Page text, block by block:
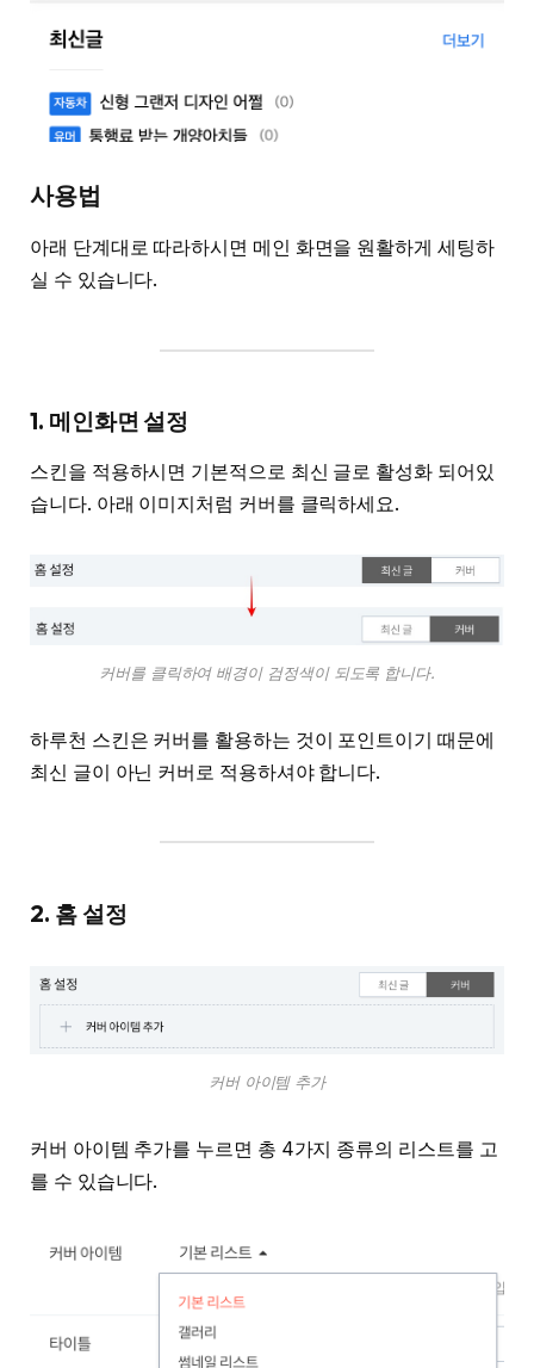
사용법
아래 단계대로 따라하시면 메인 화면을 원활하게 세팅하
실 수 있습니다.
1. 메인화면 설정
스킨을 적용하시면 기본적으로 최신 글로 활성화 되어있
습니다. 아래 이미지처럼 커버를 클릭하세요.
커버를 클릭하여 배경이 검정색이 되도록 합니다.
하루천 스킨은 커버를 활용하는 것이 포인트이기 때문에
최신 글이 아닌 커버로 적용하셔야 합니다.
2. 홈 설정
커버 아이템 추가
커버 아이템 추가를 누르면 총 4가지 종류의 리스트를 고
를 수 있습니다.